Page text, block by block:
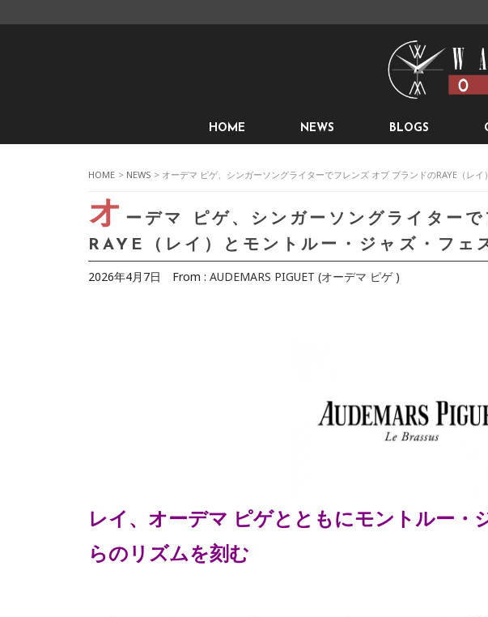
HOME NEWS BLOGS
HOME > NEWS > オーデマ ピゲ、シンガーソングライターでフレンズ オブ ブランドのRAYE（レ
オ ーデマ ピゲ、シンガーソングライター
RAYE（レイ）とモントルー・ジャズ・フェ
2026年4月7日 From : AUDEMARS PIGUET (オーデマ ピゲ )
レイ、オーデマ ピゲとともにモントルー・
らのリズムを刻む